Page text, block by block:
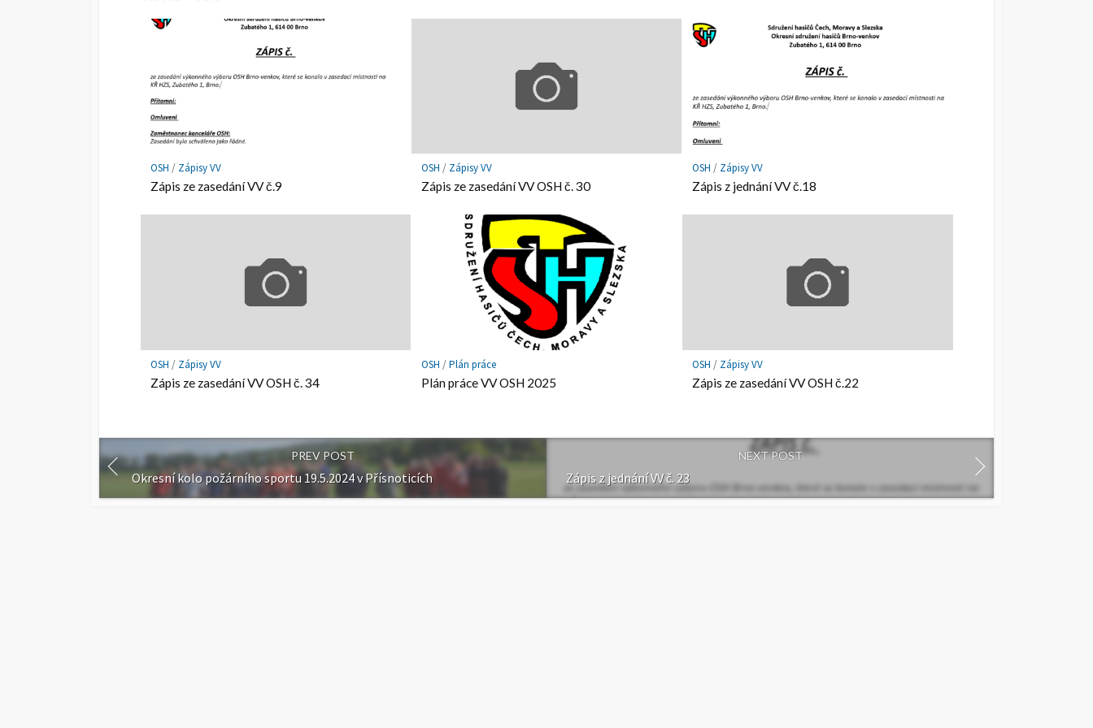
OSH / Zápisy VV
Zápis ze zasedání VV č.9
OSH / Zápisy VV
Zápis ze zasedání VV OSH č. 30
OSH / Zápisy VV
Zápis z jednání VV č.18
OSH / Zápisy VV
Zápis ze zasedání VV OSH č. 34
OSH /Plán práce
Plán práce VV OSH 2025
OSH / Zápisy VV
Zápis ze zasedání VV OSH č.22
PREV POST
Okresní kolo požárního sportu 19.5.2024 v Přísnoticích
NEXT POST
Zápis z jednání VV č. 23